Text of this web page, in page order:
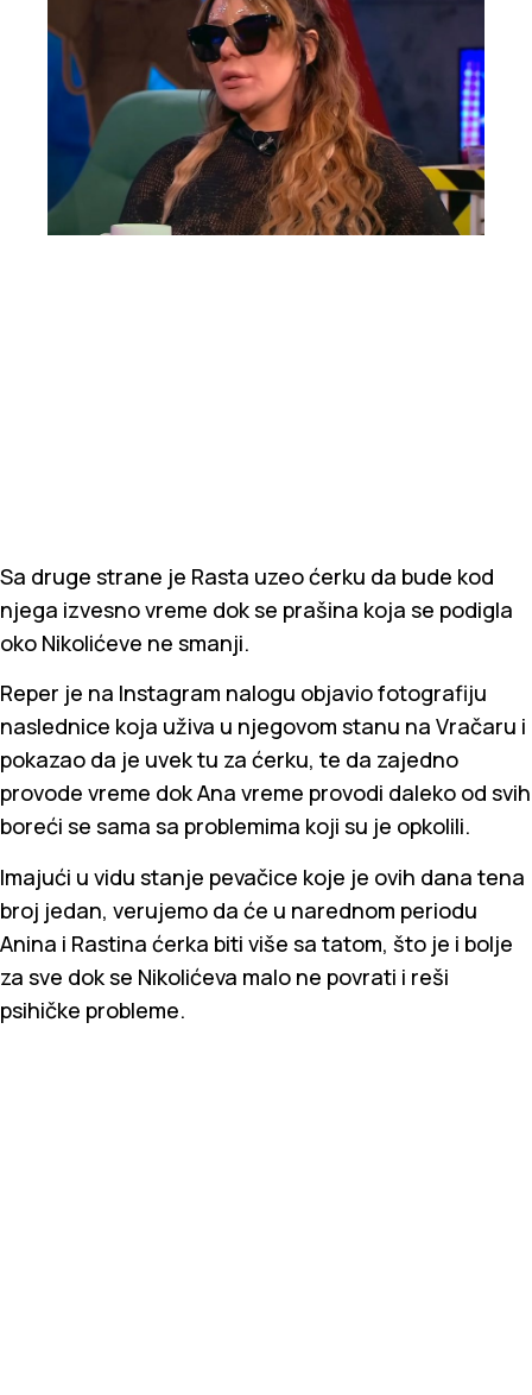
Sa druge strane je Rasta uzeo ćerku da bude kod
njega izvesno vreme dok se prašina koja se podigla
oko Nikolićeve ne smanji.
Reper je na Instagram nalogu objavio fotografiju
naslednice koja uživa u njegovom stanu na Vračaru i
pokazao da je uvek tu za ćerku, te da zajedno
provode vreme dok Ana vreme provodi daleko od svih
boreći se sama sa problemima koji su je opkolili.
Imajući u vidu stanje pevačice koje je ovih dana tena
broj jedan, verujemo da će u narednom periodu
Anina i Rastina ćerka biti više sa tatom, što je i bolje
za sve dok se Nikolićeva malo ne povrati i reši
psihičke probleme.